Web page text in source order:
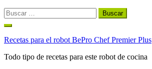
Buscar:
Ir
contenido
Recetas para el robot BePro Chef Premier Plus
Todo tipo de recetas para este robot de cocina